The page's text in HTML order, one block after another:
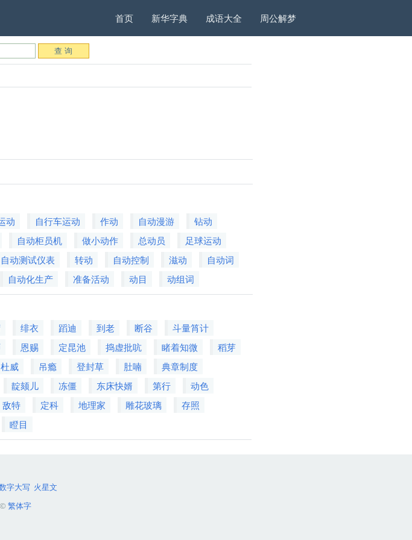
首页 新华字典 成语大全 周公解梦
动 自行车运动 作动 自动漫游
钻动
自动柜员机 做小动作 总动员
足球运动
自动测试仪表 转动 自动控制 滋动
自动词
自动化生产 准备活动 动目 动组词
绯衣 蹈迪 到老 断谷
斗量筲计
恩赐 定昆池 捣虚批吭 睹着知微
稻芽
杜威 吊瘾 登封草 肚喃
典章制度
靛颏儿 冻僵 东床快婿 第行
动色
敌特 定科 地理家 雕花玻璃
存照
瞪目
字大写 火星文
© 繁体字